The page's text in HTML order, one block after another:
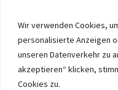
Wir verwenden Cookies,
personalisierte Anzeigen
unseren Datenverkehr zu
akzeptieren“ klicken,
Cookies zu.
© 2026 Eruon Trade